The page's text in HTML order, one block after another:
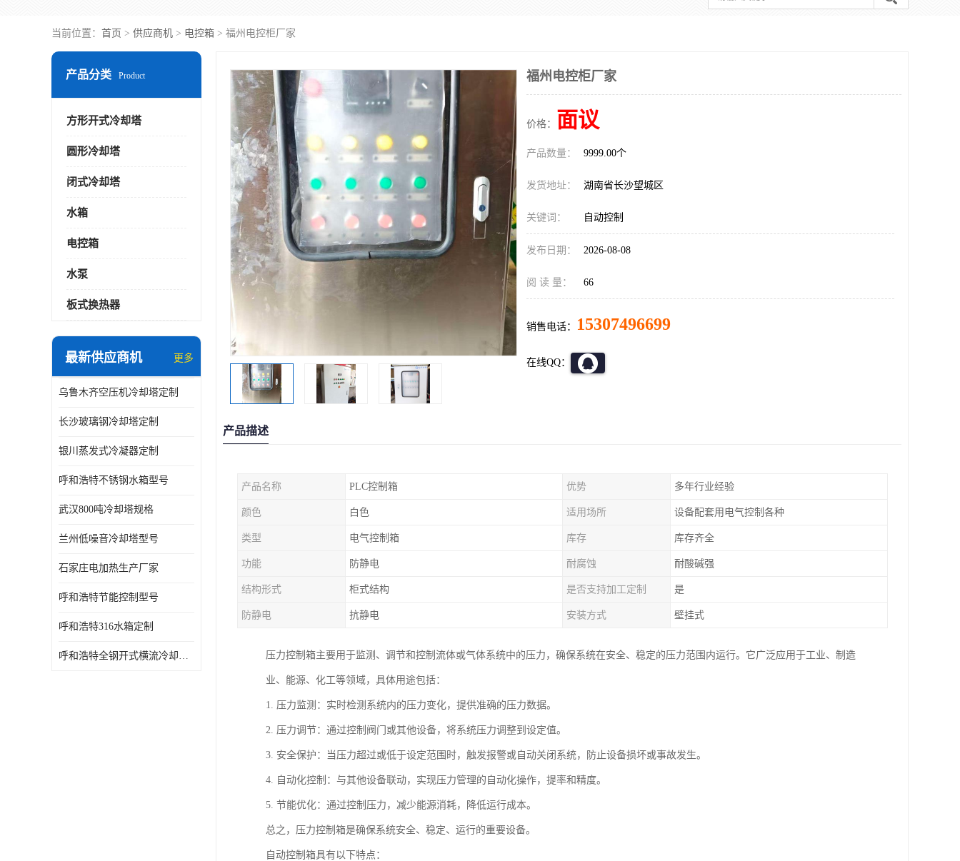
当前位置： 首页 > 供应商机 > 电控箱 > 福州电控柜厂家
产品分类 Product
方形开式冷却塔
圆形冷却塔
闭式冷却塔
水箱
电控箱
水泵
板式换热器
最新供应商机 更多
乌鲁木齐空压机冷却塔定制
长沙玻璃钢冷却塔定制
银川蒸发式冷凝器定制
呼和浩特不锈钢水箱型号
武汉800吨冷却塔规格
兰州低噪音冷却塔型号
石家庄电加热生产厂家
呼和浩特节能控制型号
呼和浩特316水箱定制
呼和浩特全钢开式横流冷却塔型号
福州电控柜厂家
价格： 面议
产品数量： 9999.00个
发货地址： 湖南省长沙望城区
关键词： 自动控制
发布日期： 2026-08-08
阅 读 量： 66
销售电话： 15307496699
在线QQ：
产品描述
产品名称 PLC控制箱 优势 多年行业经验
颜色 白色 适用场所 设备配套用电气控制各种
类型 电气控制箱 库存 库存齐全
功能 防静电 耐腐蚀 耐酸碱强
结构形式 柜式结构 是否支持加工定制 是
防静电 抗静电 安装方式 壁挂式
压力控制箱主要用于监测、调节和控制流体或气体系统中的压力，确保系统在安全、稳定的压力范围内运行。它广泛应用于工业、制造
业、能源、化工等领域，具体用途包括：
1. 压力监测：实时检测系统内的压力变化，提供准确的压力数据。
2. 压力调节：通过控制阀门或其他设备，将系统压力调整到设定值。
3. 安全保护：当压力超过或低于设定范围时，触发报警或自动关闭系统，防止设备损坏或事故发生。
4. 自动化控制：与其他设备联动，实现压力管理的自动化操作，提率和精度。
5. 节能优化：通过控制压力，减少能源消耗，降低运行成本。
总之，压力控制箱是确保系统安全、稳定、运行的重要设备。
自动控制箱具有以下特点：